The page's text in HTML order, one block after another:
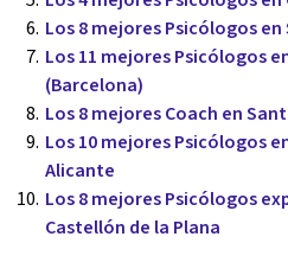
Los 8 mejores Psicólogos en
Los 11 mejores Psicólogos
(Barcelona)
Los 8 mejores Coach en
Los 10 mejores Psicólogos
Alicante
Los 8 mejores Psicólogos
Castellón de la Plana